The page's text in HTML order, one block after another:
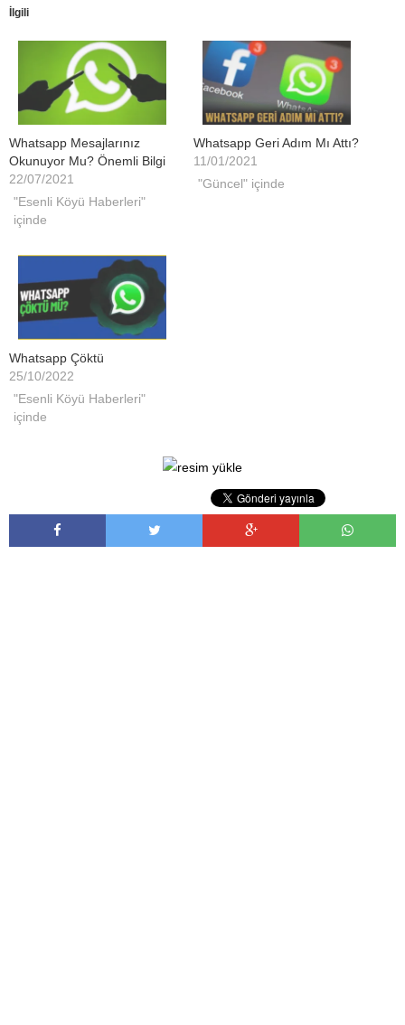
İlgili
Whatsapp Mesajlarınız
Okunuyor Mu? Önemli Bilgi
22/07/2021
"Esenli Köyü Haberleri"
içinde
Whatsapp Geri Adım Mı Attı?
11/01/2021
"Güncel" içinde
Whatsapp Çöktü
25/10/2022
"Esenli Köyü Haberleri"
içinde